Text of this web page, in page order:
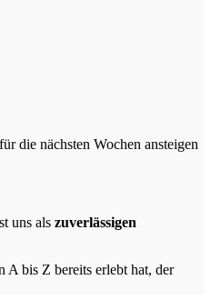
die nächsten Wochen ansteigen
uns als zuverlässigen
A bis Z bereits erlebt hat, der